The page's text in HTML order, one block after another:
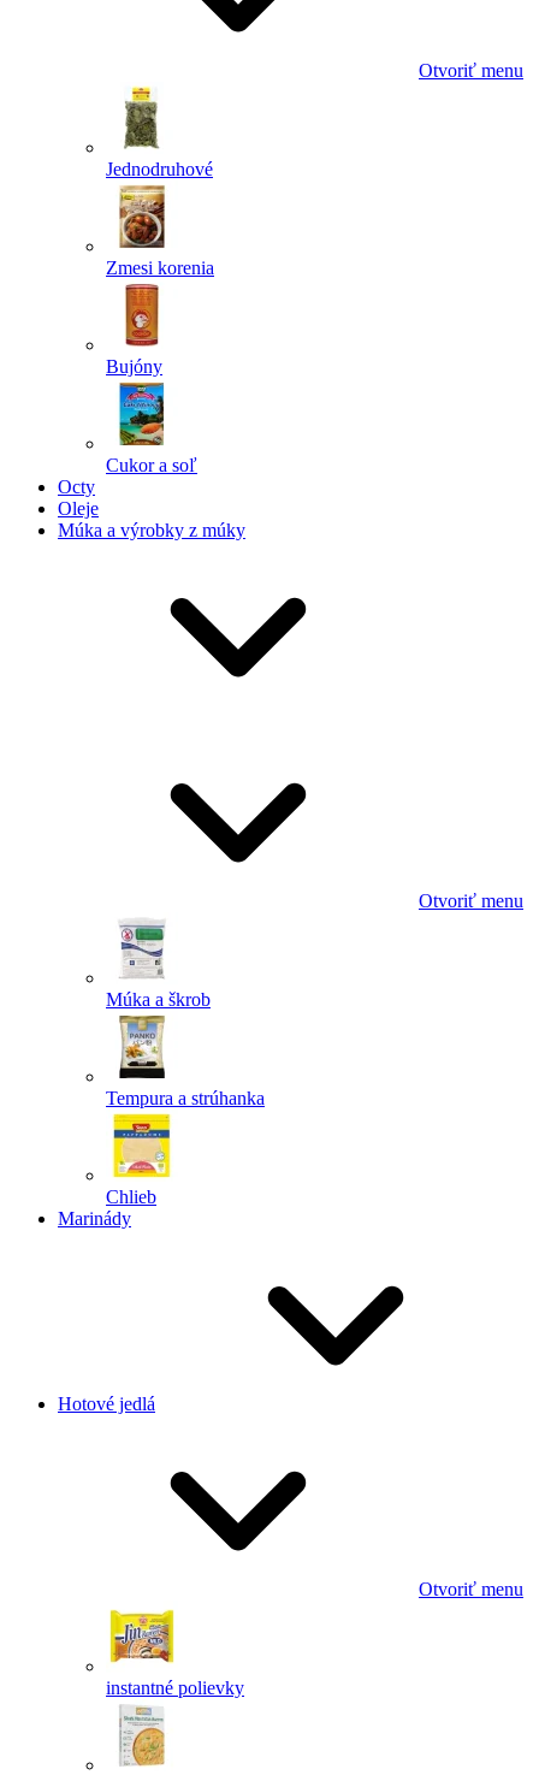
Otvoriť menu
Jednodruhové
Zmesi korenia
Bujóny
Cukor a soľ
Octy
Oleje
Múka a výrobky z múky
Otvoriť menu
Múka a škrob
Tempura a strúhanka
Chlieb
Marinády
Hotové jedlá
Otvoriť menu
instantné polievky
Powered by chaterimo